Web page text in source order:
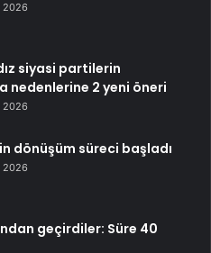
2026
siyasi partilerin
nedenlerine 2 yeni öneri
2026
dönüşüm süreci başladı
2026
geçirdiler: Süre 40